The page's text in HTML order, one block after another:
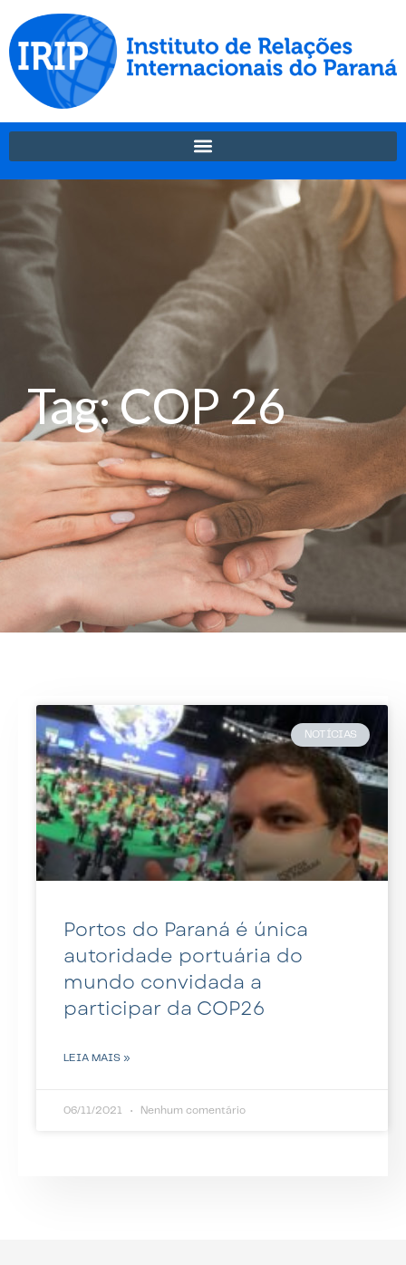
Tag: COP 26
NOTÍCIAS
Portos do Paraná é única
autoridade portuária do
mundo convidada a
participar da COP26
LEIA MAIS »
06/11/2021 Nenhum comentário